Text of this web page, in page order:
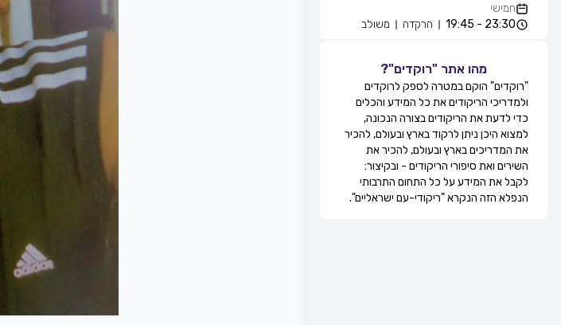
חמישי
23:30 - 19:45
הרקדה משולב
מועדון בריזה -גולדה, חולון, ישראל
חמישי
21:30 - 20:15
מעגל
מתקדמים
22:15 - 21:30
זוגות
מתקדמים
22:45 - 22:15
מעגל
מתקדמים
00:00 - 22:45
זוגות מתקדמים
גדי ביטון חוגים והרקדות שבועיות
מהו אתר "רוקדים"?
"רוקדים" הוקם במטרה לספק לרוקדים
ולמדריכי הריקודים את כל המידע והכלים
כדי לדעת את הריקודים בצורה הנכונה,
למצוא היכן ניתן לרקוד בארץ ובעולם, להכיר
את המדריכים בארץ ובעולם, להכיר את
השירים ואת סיפורי הריקודים - ובקיצור:
לקבל את המידע על כל התחום התרבותי
הנפלא הזה הנקרא "ריקודי-עם ישראליים".